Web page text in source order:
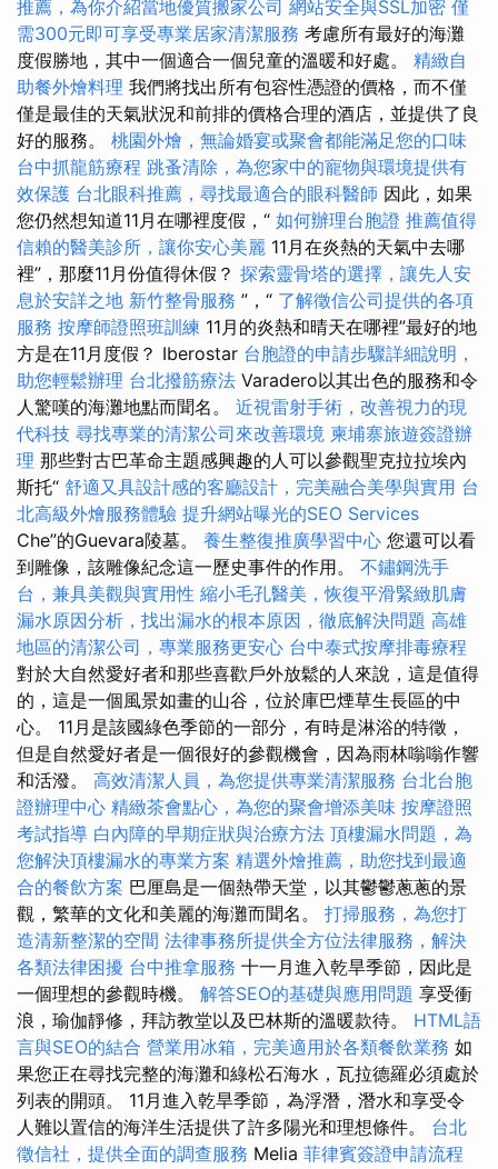
推薦，為你介紹當地優質搬家公司 網站安全與SSL加密 僅
需300元即可享受專業居家清潔服務 考慮所有最好的海灘
度假勝地，其中一個適合一個兒童的溫暖和好處。 精緻自
助餐外燴料理 我們將找出所有包容性憑證的價格，而不僅
僅是最佳的天氣狀況和前排的價格合理的酒店，並提供了良
好的服務。 桃園外燴，無論婚宴或聚會都能滿足您的口味
台中抓龍筋療程 跳蚤清除，為您家中的寵物與環境提供有
效保護 台北眼科推薦，尋找最適合的眼科醫師 因此，如果
您仍然想知道11月在哪裡度假，“ 如何辦理台胞證 推薦值得
信賴的醫美診所，讓你安心美麗 11月在炎熱的天氣中去哪
裡”，那麼11月份值得休假？ 探索靈骨塔的選擇，讓先人安
息於安詳之地 新竹整骨服務 ”，“ 了解徵信公司提供的各項
服務 按摩師證照班訓練 11月的炎熱和晴天在哪裡”最好的地
方是在11月度假？ Iberostar 台胞證的申請步驟詳細說明，
助您輕鬆辦理 台北撥筋療法 Varadero以其出色的服務和令
人驚嘆的海灘地點而聞名。 近視雷射手術，改善視力的現
代科技 尋找專業的清潔公司來改善環境 柬埔寨旅遊簽證辦
理 那些對古巴革命主題感興趣的人可以參觀聖克拉拉埃內
斯托“ 舒適又具設計感的客廳設計，完美融合美學與實用 台
北高級外燴服務體驗 提升網站曝光的SEO Services
Che”的Guevara陵墓。 養生整復推廣學習中心 您還可以看
到雕像，該雕像紀念這一歷史事件的作用。 不鏽鋼洗手
台，兼具美觀與實用性 縮小毛孔醫美，恢復平滑緊緻肌膚
漏水原因分析，找出漏水的根本原因，徹底解決問題 高雄
地區的清潔公司，專業服務更安心 台中泰式按摩排毒療程
對於大自然愛好者和那些喜歡戶外放鬆的人來說，這是值得
的，這是一個風景如畫的山谷，位於庫巴煙草生長區的中
心。 11月是該國綠色季節的一部分，有時是淋浴的特徵，
但是自然愛好者是一個很好的參觀機會，因為雨林嗡嗡作響
和活潑。 高效清潔人員，為您提供專業清潔服務 台北台胞
證辦理中心 精緻茶會點心，為您的聚會增添美味 按摩證照
考試指導 白內障的早期症狀與治療方法 頂樓漏水問題，為
您解決頂樓漏水的專業方案 精選外燴推薦，助您找到最適
合的餐飲方案 巴厘島是一個熱帶天堂，以其鬱鬱蔥蔥的景
觀，繁華的文化和美麗的海灘而聞名。 打掃服務，為您打
造清新整潔的空間 法律事務所提供全方位法律服務，解決
各類法律困擾 台中推拿服務 十一月進入乾旱季節，因此是
一個理想的參觀時機。 解答SEO的基礎與應用問題 享受衝
浪，瑜伽靜修，拜訪教堂以及巴林斯的溫暖款待。 HTML語
言與SEO的結合 營業用冰箱，完美適用於各類餐飲業務 如
果您正在尋找完整的海灘和綠松石海水，瓦拉德羅必須處於
列表的開頭。 11月進入乾旱季節，為浮潛，潛水和享受令
人難以置信的海洋生活提供了許多陽光和理想條件。 台北
徵信社，提供全面的調查服務 Melia 菲律賓簽證申請流程